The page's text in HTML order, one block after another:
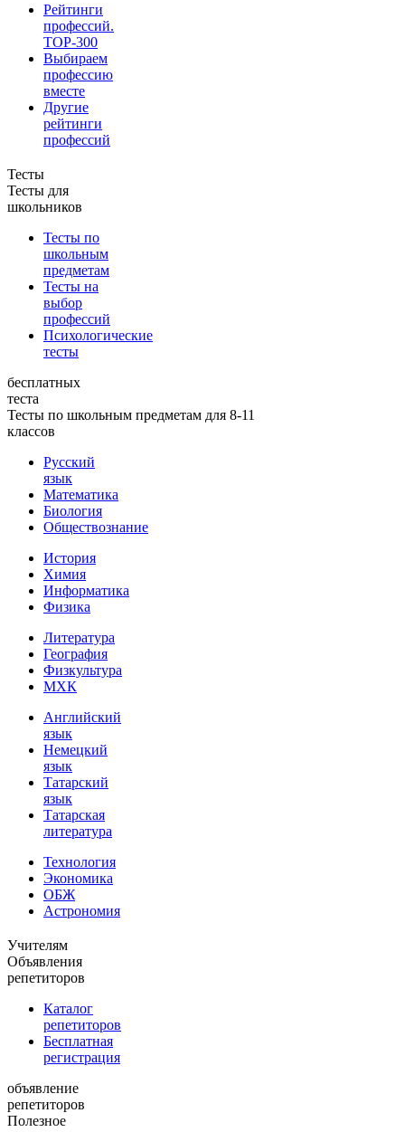
Рейтинги
профессий.
TOP-300
Выбираем
профессию
вместе
Другие
рейтинги
профессий
Тесты
Тесты для
школьников
Тесты по
школьным
предметам
Тесты на
выбор
профессий
Психологические
тесты
бесплатных
теста
Тесты по школьным предметам для 8-11
классов
Русский
язык
Математика
Биология
Обществознание
История
Химия
Информатика
Физика
Литература
География
Физкультура
МХК
Английский
язык
Немецкий
язык
Татарский
язык
Татарская
литература
Технология
Экономика
ОБЖ
Астрономия
Учителям
Объявления
репетиторов
Каталог
репетиторов
Бесплатная
регистрация
объявление
репетиторов
Полезное